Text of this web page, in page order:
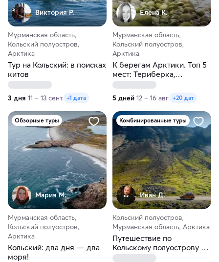
Виктория Р.
Мурманская область,
Кольский полуостров,
Арктика
Тур на Кольский: в поисках
китов
3 дня 11 – 13 сент. +1 дата
Елена К.
Мурманская область,
Кольский полуостров,
Арктика
К берегам Арктики. Топ 5
мест: Териберка,
Лапландия, Кольский,
5 дней 12 – 16 авг. +20 дат
Обзорные туры
Мария М.
Мурманская область,
Кольский полуостров,
Арктика
Кольский: два дня — два
моря!
Комбинированные туры
Иван Д.
Кольский полуостров,
Мурманская область, Арктика
Путешествие по
Кольскому полуострову с
посещением Хибин